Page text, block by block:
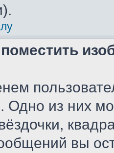
Одно из них
вы